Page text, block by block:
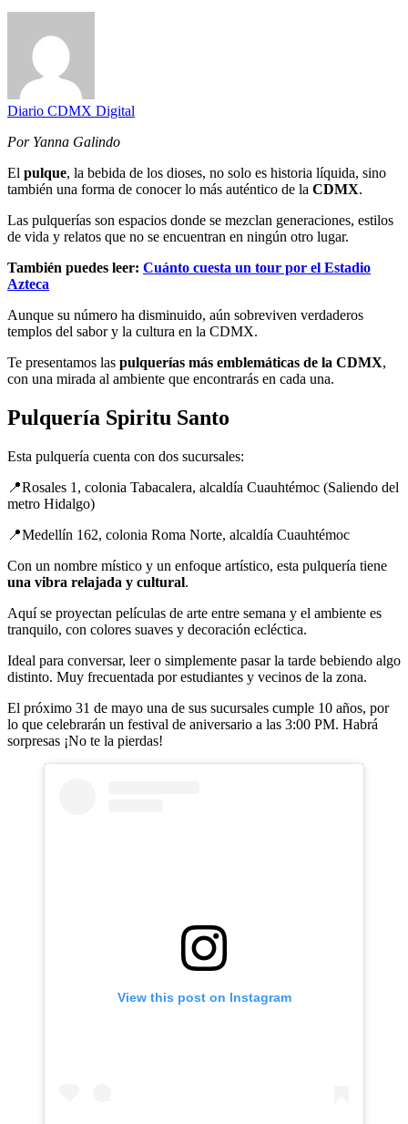
Diario CDMX Digital
Por Yanna Galindo
El pulque, la bebida de los dioses, no solo es historia líquida, sino
también una forma de conocer lo más auténtico de la CDMX.
Las pulquerías son espacios donde se mezclan generaciones, estilos
de vida y relatos que no se encuentran en ningún otro lugar.
También puedes leer: Cuánto cuesta un tour por el Estadio
Azteca
Aunque su número ha disminuido, aún sobreviven verdaderos
templos del sabor y la cultura en la CDMX.
Te presentamos las pulquerías más emblemáticas de la CDMX,
con una mirada al ambiente que encontrarás en cada una.
Pulquería Spiritu Santo
Esta pulquería cuenta con dos sucursales:
📍Rosales 1, colonia Tabacalera, alcaldía Cuauhtémoc (Saliendo del
metro Hidalgo)
📍Medellín 162, colonia Roma Norte, alcaldía Cuauhtémoc
Con un nombre místico y un enfoque artístico, esta pulquería tiene
una vibra relajada y cultural.
Aquí se proyectan películas de arte entre semana y el ambiente es
tranquilo, con colores suaves y decoración ecléctica.
Ideal para conversar, leer o simplemente pasar la tarde bebiendo algo
distinto. Muy frecuentada por estudiantes y vecinos de la zona.
El próximo 31 de mayo una de sus sucursales cumple 10 años, por
lo que celebrarán un festival de aniversario a las 3:00 PM. Habrá
sorpresas ¡No te la pierdas!
View this post on Instagram